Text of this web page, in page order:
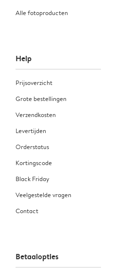
Alle fotoproducten
Help
Prijsoverzicht
Grote bestellingen
Verzendkosten
Levertijden
Orderstatus
Kortingscode
Black Friday
Veelgestelde vragen
Contact
Betaalopties